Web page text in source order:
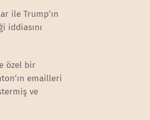
ile Trump’ın
iddiasını
özel bir
emailleri
ve